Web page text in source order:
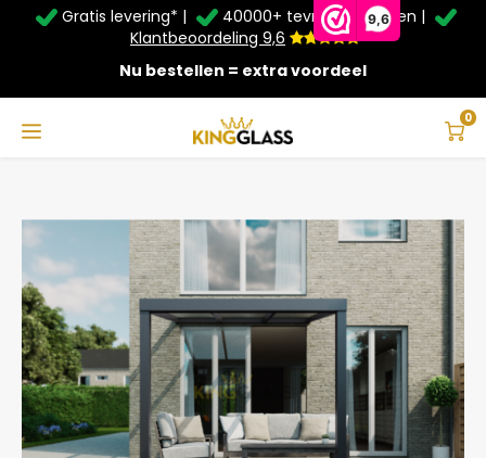
9,6
Service & Contact
Afhalen
Montage
Betaalmethoden
Garantie
Taal
Deutsch
Gratis levering* |
40000+ tevreden klanten |
Klantbeoordeling 9,6
Nu bestellen = extra voordeel
0
Zomer Deals: Tot 20% kortingop schuifwanden en
veranda's +€20extra kassa korting*
Terrasoverkapping in antraciet van 3,06 x 2,5 meter